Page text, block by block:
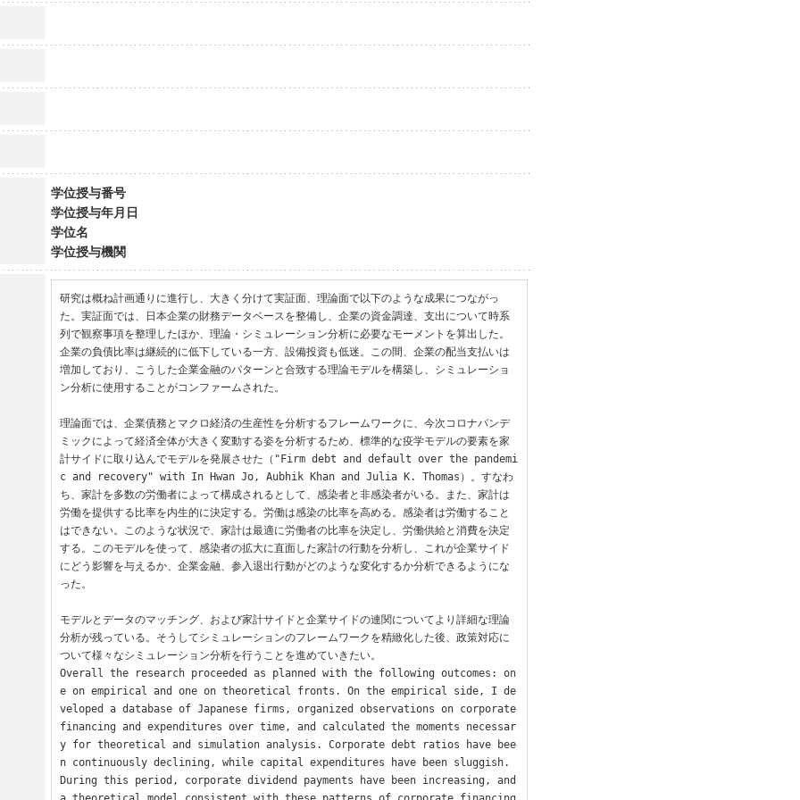
学位授与番号
学位授与年月日
学位名
学位授与機関
研究は概ね計画通りに進行し、大きく分けて実証面、理論面で以下のような成果につながっ
た。実証面では、日本企業の財務データベースを整備し、企業の資金調達、支出について時系
列で観察事項を整理したほか、理論・シミュレーション分析に必要なモーメントを算出した。
企業の負債比率は継続的に低下している一方、設備投資も低迷。この間、企業の配当支払いは
増加しており、こうした企業金融のパターンと合致する理論モデルを構築し、シミュレーショ
ン分析に使用することがコンファームされた。
理論面では、企業債務とマクロ経済の生産性を分析するフレームワークに、今次コロナパンデ
ミックによって経済全体が大きく変動する姿を分析するため、標準的な疫学モデルの要素を家
計サイドに取り込んでモデルを発展させた（"Firm debt and default over the pandemi
c and recovery" with In Hwan Jo, Aubhik Khan and Julia K. Thomas）。すなわ
ち、家計を多数の労働者によって構成されるとして、感染者と非感染者がいる。また、家計は
労働を提供する比率を内生的に決定する。労働は感染の比率を高める。感染者は労働すること
はできない。このような状況で、家計は最適に労働者の比率を決定し、労働供給と消費を決定
する。このモデルを使って、感染者の拡大に直面した家計の行動を分析し、これが企業サイド
にどう影響を与えるか、企業金融、参入退出行動がどのような変化するか分析できるようにな
った。
モデルとデータのマッチング、および家計サイドと企業サイドの連関についてより詳細な理論
分析が残っている。そうしてシミュレーションのフレームワークを精緻化した後、政策対応に
ついて様々なシミュレーション分析を行うことを進めていきたい。
Overall the research proceeded as planned with the following outcomes: on
e on empirical and one on theoretical fronts. On the empirical side, I de
veloped a database of Japanese firms, organized observations on corporate
financing and expenditures over time, and calculated the moments necessar
y for theoretical and simulation analysis. Corporate debt ratios have bee
n continuously declining, while capital expenditures have been sluggish.
During this period, corporate dividend payments have been increasing, and